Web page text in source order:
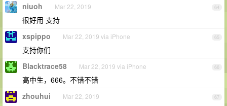
64
niuoh Mar 22, 2019
很好用 支持
65
xspippo Mar 22, 2019 via iPhone
支持你们
66
Blacktrace58 Mar 22, 2019 via iPhone
高中生，666。不错不错
67
zhouhui Mar 22, 2019